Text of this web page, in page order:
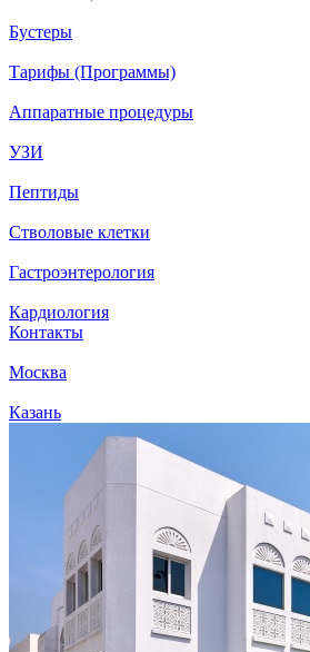
Бустеры
Тарифы (Программы)
Аппаратные процедуры
УЗИ
Пептиды
Стволовые клетки
Гастроэнтерология
Кардиология
Контакты
Москва
Казань